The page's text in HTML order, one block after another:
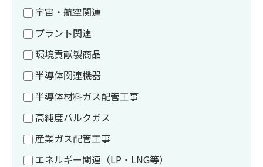
宇宙・航空関連
プラント関連
環境貢献製商品
半導体関連機器
半導体材料ガス配管工事
高純度バルクガス
産業ガス配管工事
エネルギー関連（LP・LNG等）